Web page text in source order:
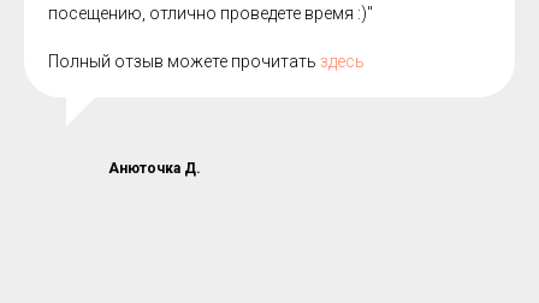
посещению, отлично проведете время :)"
Полный отзыв можете прочитать здесь
Анюточка Д.